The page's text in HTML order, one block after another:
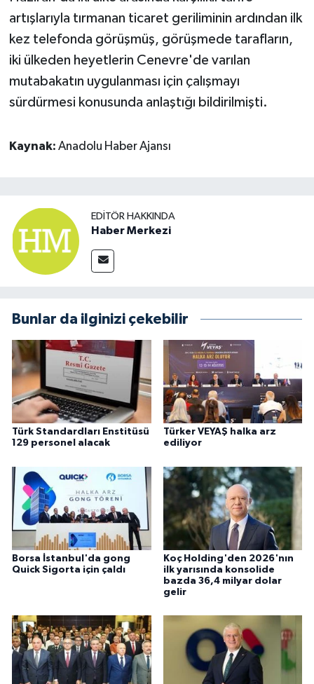
artışlarıyla tırmanan ticaret geriliminin ardından ilk
kez telefonda görüşmüş, görüşmede tarafların,
iki ülkeden heyetlerin Cenevre'de varılan
mutabakatın uygulanması için çalışmayı
sürdürmesi konusunda anlaştığı bildirilmişti.
Kaynak: Anadolu Haber Ajansı
EDITÖR HAKKINDA
Haber Merkezi
Bunlar da ilginizi çekebilir
Türk Standardları Enstitüsü
129 personel alacak
Türker VEYAŞ halka arz
ediliyor
Borsa İstanbul'da gong
Quick Sigorta için çaldı
Koç Holding'den 2026'nın
ilk yarısında konsolide
bazda 36,4 milyar dolar
gelir